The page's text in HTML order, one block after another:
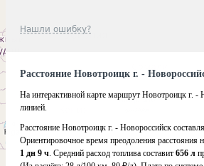
Нашли ошибку?
Расстояние Новотроицк г. -
На интерактивной карте маршрут Новотроицк г. -
линией.
Расстояние Новотроицк г. - Новороссийск
Ориентировочное время преодоления расстояния
1 дн 9 ч. Средний расход топлива составит 656 л